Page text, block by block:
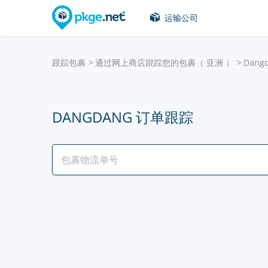
运输公司
跟踪包裹 通过网上商店跟踪您的包裹（ 亚洲 ）
DANGDANG 订单跟踪